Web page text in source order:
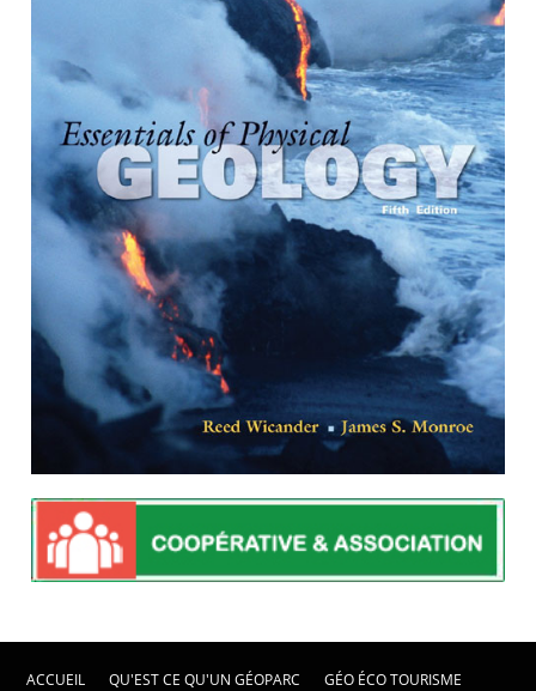
ACCUEIL QU'EST CE QU'UN GÉOPARC
GÉO ÉCO TOURISME